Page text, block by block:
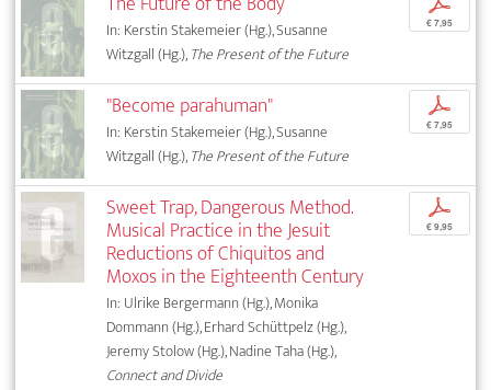
In: Kerstin Stakemeier (Hg.), Susanne
Witzgall (Hg.),The Present of the Future
€ 7,95
"Become parahuman"
In: Kerstin Stakemeier (Hg.), Susanne
Witzgall (Hg.),The Present of the Future
p
€ 7,95
Sweet Trap, Dangerous Method.
Musical Practice in the Jesuit
Reductions of Chiquitos and
Moxos in the Eighteenth Century
In: Ulrike Bergermann (Hg.), Monika
Dommann (Hg.), Erhard Schüttpelz (Hg.),
Jeremy Stolow (Hg.), Nadine Taha (Hg.),
Connect and Divide
p
€ 9,95